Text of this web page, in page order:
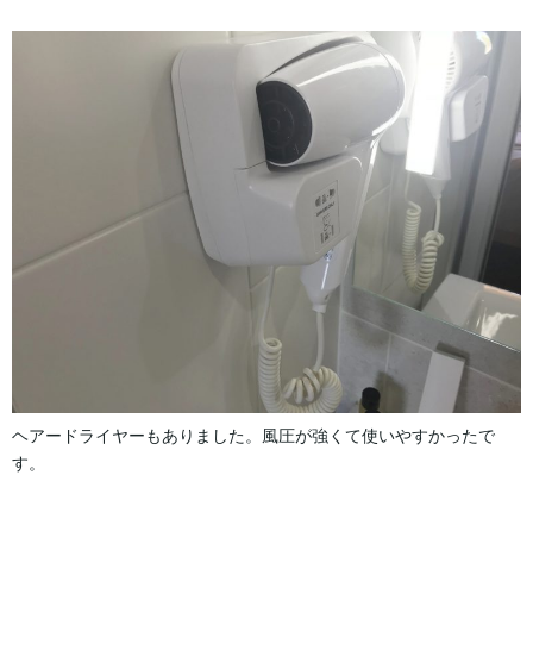
ヘアードライヤーもありました。風圧が強くて使いやすかったで
す。